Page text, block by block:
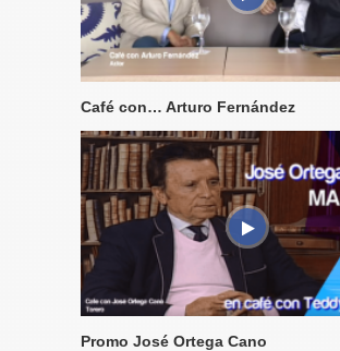
Café con… Arturo Fernández
Promo José Ortega Cano